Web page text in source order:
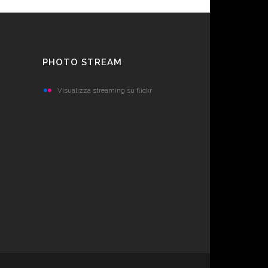
PHOTO STREAM
Visualizza streaming su flickr